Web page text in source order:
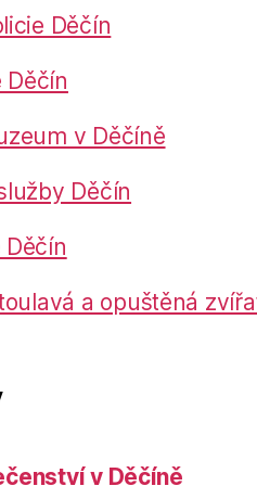
Děčín
Děčín
v Děčíně
Děčín
a opuštěná
v Děčíně